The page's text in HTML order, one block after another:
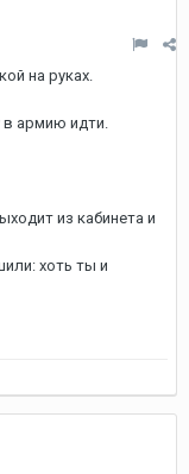
на руках.
в армию идти.
из кабинета и
хоть ты и